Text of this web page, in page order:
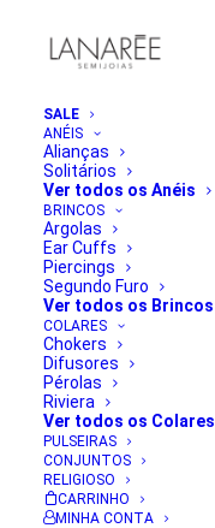
SALE
ANÉIS
Alianças
Solitários
Ver todos os Anéis
BRINCOS
Argolas
Ear Cuffs
Piercings
Segundo Furo
Ver todos os Brincos
COLARES
Chokers
Difusores
Pérolas
Riviera
Ver todos os Colares
PULSEIRAS
CONJUNTOS
RELIGIOSO
CARRINHO
MINHA CONTA